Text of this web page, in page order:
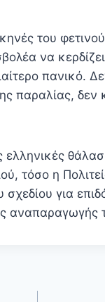
του
να
πανικό.
παραλίας, δεν
τόσο η
για
αναπαραγωγής